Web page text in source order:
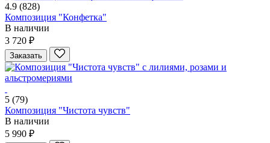
4.9 (828)
Композиция "Конфетка"
В наличии
3 720 ₽
Заказать
5 (79)
Композиция "Чистота чувств"
В наличии
5 990 ₽